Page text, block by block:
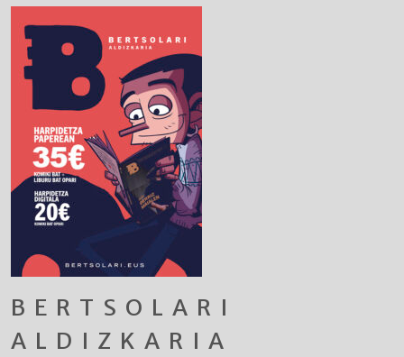
BERTSOLARI
ALDIZKARIA